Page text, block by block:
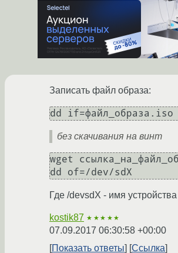
Записать файл образа:
без скачивания на винт
wget
Где /devsdX - имя
kostik87 ★★★★★
07.09.2017 06:30:58 +00:00
Показать ответы
Ссылка